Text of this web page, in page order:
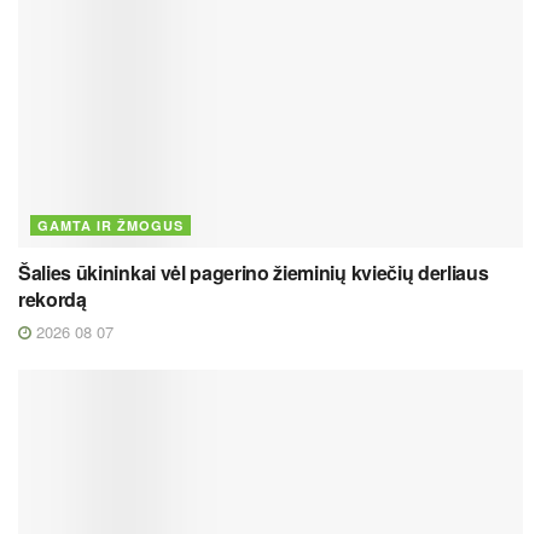
GAMTA IR ŽMOGUS
Šalies ūkininkai vėl pagerino žieminių kviečių derliaus
rekordą
2026 08 07